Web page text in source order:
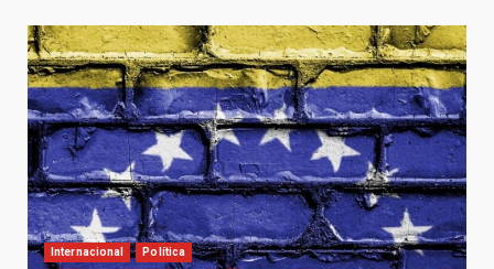
Internacional Política